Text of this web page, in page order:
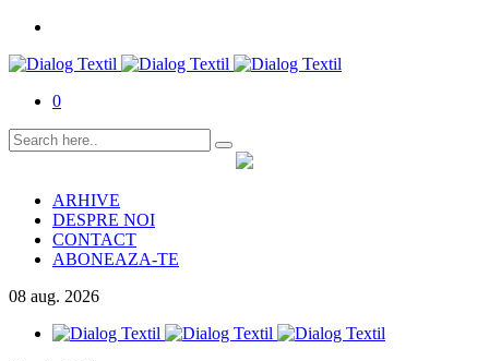
0
ARHIVE
DESPRE NOI
CONTACT
ABONEAZA-TE
08 aug. 2026